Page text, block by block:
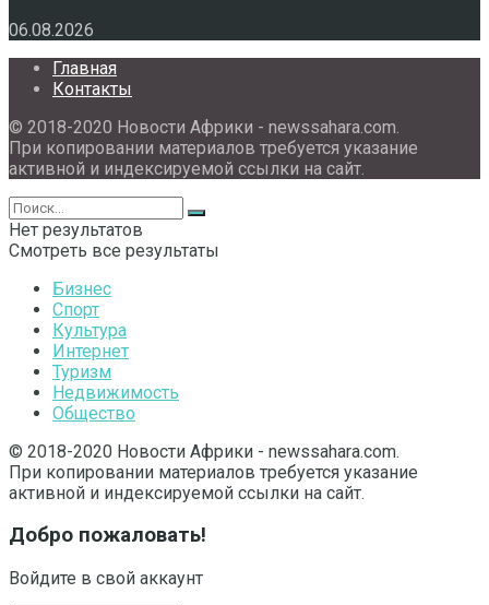
06.08.2026
Главная
Контакты
© 2018-2020 Новости Африки - newssahara.com.
При копировании материалов требуется указание
активной и индексируемой ссылки на сайт.
Нет результатов
Смотреть все результаты
Бизнес
Спорт
Культура
Интернет
Туризм
Недвижимость
Общество
© 2018-2020 Новости Африки - newssahara.com.
При копировании материалов требуется указание
активной и индексируемой ссылки на сайт.
Добро пожаловать!
Войдите в свой аккаунт